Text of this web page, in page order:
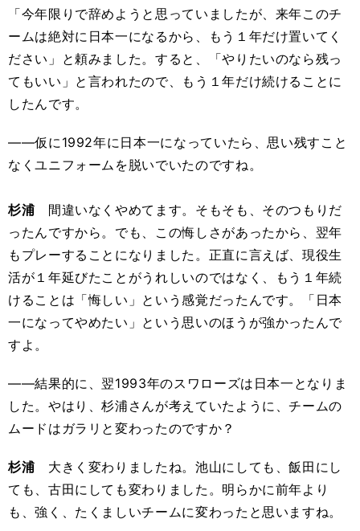
「今年限りで辞めようと思っていましたが、来年このチ
ームは絶対に日本一になるから、もう１年だけ置いてく
ださい」と頼みました。すると、「やりたいのなら残っ
てもいい」と言われたので、もう１年だけ続けることに
したんです。
――仮に1992年に日本一になっていたら、思い残すこと
なくユニフォームを脱いでいたのですね。
杉浦 間違いなくやめてます。そもそも、そのつもりだ
ったんですから。でも、この悔しさがあったから、翌年
もプレーすることになりました。正直に言えば、現役生
活が１年延びたことがうれしいのではなく、もう１年続
けることは「悔しい」という感覚だったんです。「日本
一になってやめたい」という思いのほうが強かったんで
すよ。
――結果的に、翌1993年のスワローズは日本一となりま
した。やはり、杉浦さんが考えていたように、チームの
ムードはガラリと変わったのですか？
杉浦 大きく変わりましたね。池山にしても、飯田にし
ても、古田にしても変わりました。明らかに前年より
も、強く、たくましいチームに変わったと思いますね。